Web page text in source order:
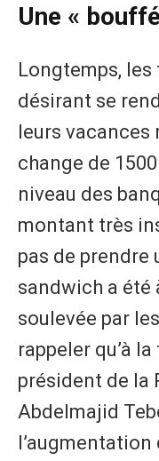
Une «
Longtemps,
désirant se
leurs vacances
change de 1500
niveau des
montant très
pas de prendre
sandwich a été
soulevée par
rappeler qu’à
président de la
Abdelmajid